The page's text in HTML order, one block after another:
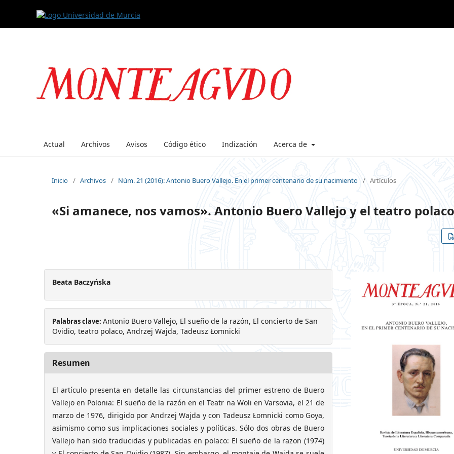
Actual Archivos Avisos Código ético Indización Acerca de
Inicio / Archivos / Núm. 21 (2016): Antonio Buero Vallejo. En el primer centenario de su nacimiento / Artículos
«Si amanece, nos vamos». Antonio Buero Vallejo y el teatro polaco
Beata Baczyńska
Palabras clave: Antonio Buero Vallejo, El sueño de la razón, El concierto de San
Ovidio, teatro polaco, Andrzej Wajda, Tadeusz Łomnicki
Resumen
El artículo presenta en detalle las circunstancias del primer estreno de Buero
Vallejo en Polonia: El sueño de la razón en el Teatr na Woli en Varsovia, el 21 de
marzo de 1976, dirigido por Andrzej Wajda y con Tadeusz Łomnicki como Goya,
asimismo como sus implicaciones sociales y políticas. Sólo dos obras de Buero
Vallejo han sido traducidas y publicadas en polaco: El sueño de la razon (1974)